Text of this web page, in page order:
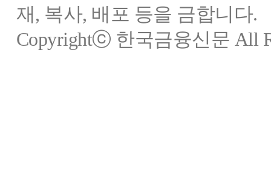
재, 복사, 배포 등을 금합니다.
Copyrightⓒ 한국금융신문 All